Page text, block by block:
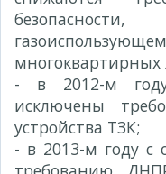
многоквартирных
- в 2012-м
исключены
устройства ТЗК;
- в 2013-м году с